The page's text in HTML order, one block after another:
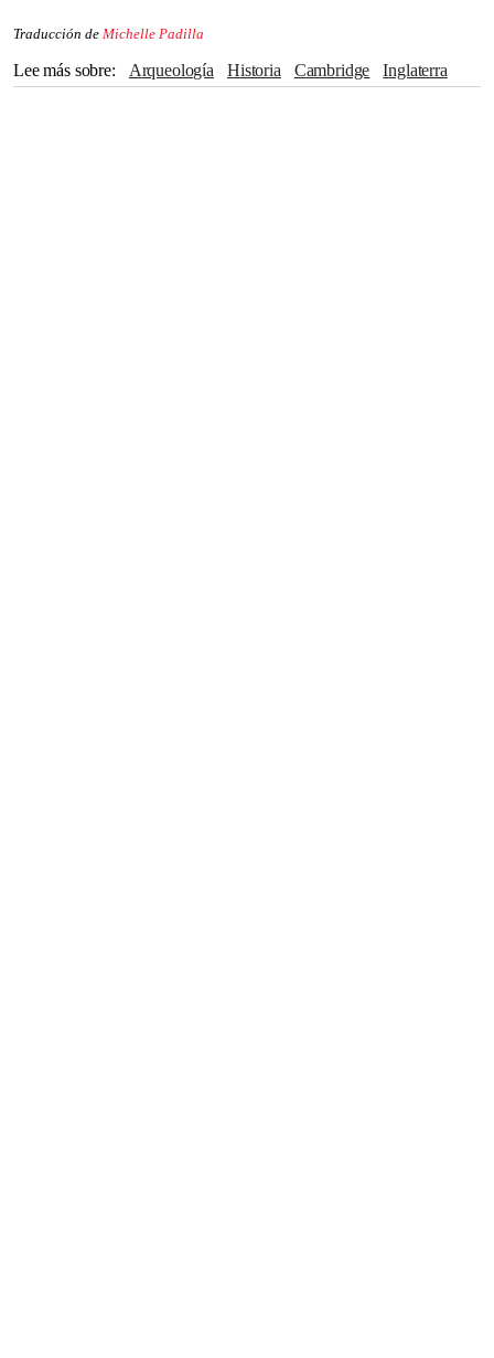
Traducción de Michelle Padilla
Lee más sobre Arqueología Historia Cambridge
Inglaterra